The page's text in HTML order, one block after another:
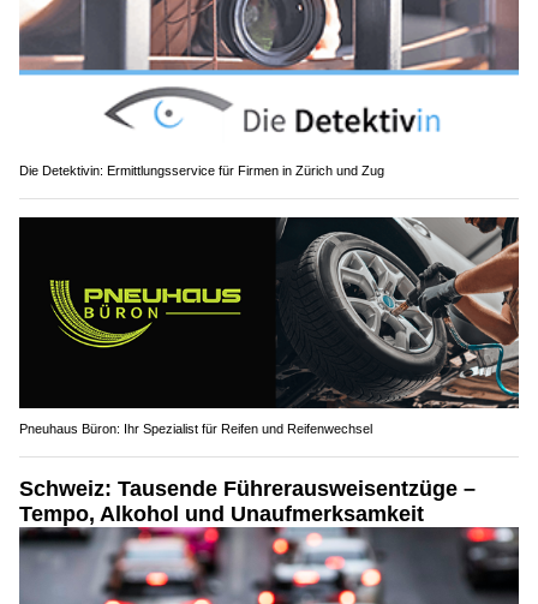
Die Detektivin: Ermittlungsservice für Firmen in Zürich und Zug
Pneuhaus Büron: Ihr Spezialist für Reifen und Reifenwechsel
Schweiz: Tausende Führerausweisentzüge –
Tempo, Alkohol und Unaufmerksamkeit